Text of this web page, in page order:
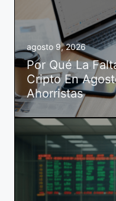
agosto 9, 2026
Por Qué La
Cripto En
Ahorristas